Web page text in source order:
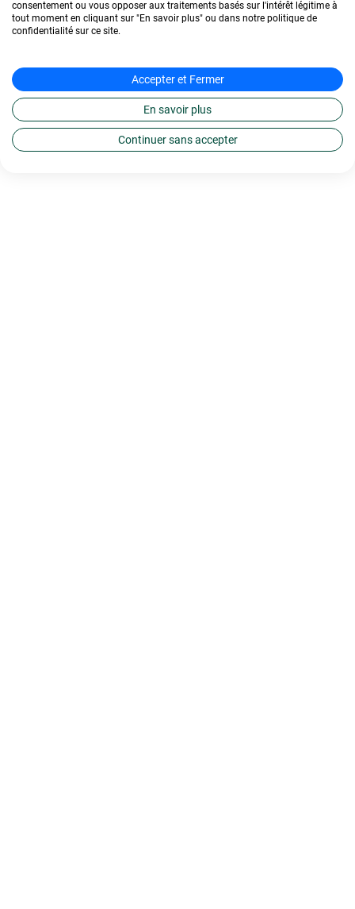
consentement ou vous opposer aux traitements basés sur l'intérêt légitime à
tout moment en cliquant sur "En savoir plus" ou dans notre politique de
confidentialité sur ce site.
Accepter et Fermer
En savoir plus
Continuer sans accepter